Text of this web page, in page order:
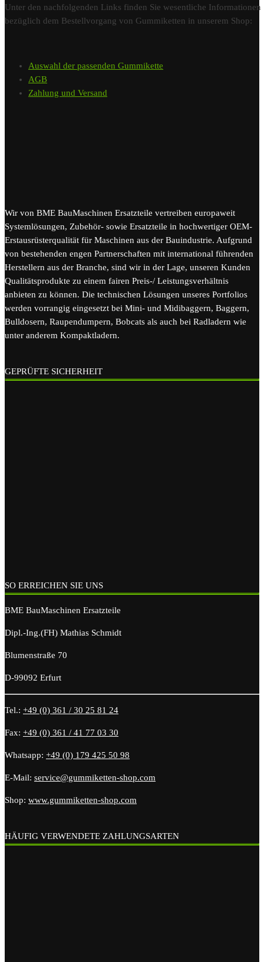
Unter den nachfolgenden Links finden Sie wesentliche Informationen
bezüglich dem Bestellvorgang von Gummiketten in unserem Shop:
Auswahl der passenden Gummikette
AGB
Zahlung und Versand
Wir von BME BauMaschinen Ersatzteile vertreiben europaweit
Systemlösungen, Zubehör- sowie Ersatzteile in hochwertiger OEM-
Erstausrüsterqualität für Maschinen aus der Bauindustrie. Aufgrund
von bestehenden engen Partnerschaften mit international führenden
Herstellern aus der Branche, sind wir in der Lage, unseren Kunden
Qualitätsprodukte zu einem fairen Preis-/ Leistungsverhältnis
anbieten zu können. Die technischen Lösungen unseres Portfolios
werden vorrangig eingesetzt bei Mini- und Midibaggern, Baggern,
Bulldosern, Raupendumpern, Bobcats als auch bei Radladern wie
unter anderem Kompaktladern.
GEPRÜFTE SICHERHEIT
SO ERREICHEN SIE UNS
BME BauMaschinen Ersatzteile
Dipl.-Ing.(FH) Mathias Schmidt
Blumenstraße 70
D-99092 Erfurt
Tel.: +49 (0) 361 / 30 25 81 24
Fax: +49 (0) 361 / 41 77 03 30
Whatsapp: +49 (0) 179 425 50 98
E-Mail: service@gummiketten-shop.com
Shop: www.gummiketten-shop.com
HÄUFIG VERWENDETE ZAHLUNGSARTEN